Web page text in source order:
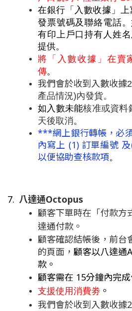
在銀行「入數收據」
發票號碼及聯絡電話
有印上戶口持有人姓
提供。
將「入數收據」在賣
傳。
我們會於收到入數收據
產品情況)內發貨。
如入數未能核准或資料
天後取消。
***網上銀行轉帳，必
內寫上 (1) 訂單編號
以便協助查核款項。
7. 八達通Octopus
顧客下單時在「付款方
達通付款。
顧客確認結帳後，前台
的頁面， 顧客以八達通
款。
顧客需在 15分鐘內完成
支援使用消費劵 。
我們會於收到入數收據